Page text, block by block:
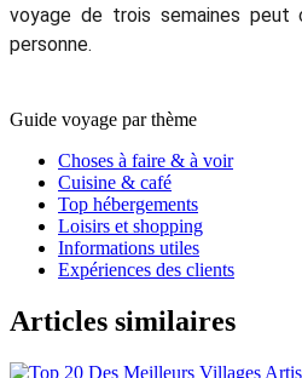
Zoé M. 5.0
d'Angkor, il est recommandé
novembre et mars, lorsque les
les températures sont plus
Yvonne D. 5.0 Excellent
Quel budget pour une semaine au
Le budget pour un séjour de
généralement entre 500 et 700
semaines, il faut compter entre
voyage de trois semaines peut